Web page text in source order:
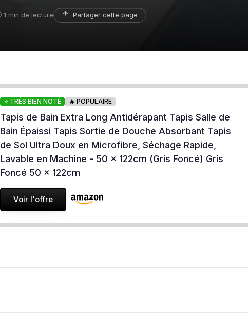
1 min de lecture Partager cette page
⭐ TRÈS BIEN NOTÉ 🔥 POPULAIRE
Tapis de Bain Extra Long Antidérapant Tapis Salle de
Bain Épaissi Tapis Sortie de Douche Absorbant Tapis
de Sol Ultra Doux en Microfibre, Séchage Rapide,
Lavable en Machine - 50 x 122cm (Gris Foncé) Gris
Foncé 50 x 122cm
Voir l'offre